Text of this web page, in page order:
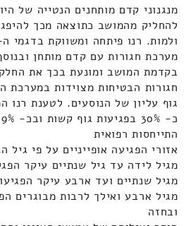
מנגנוני קדם מותחנים הנטייה של
להחליק מהמושב כתוצאה מכך
מערכת חגורות עם קדם מותחן
בקדמת המושב ומונעת בכך את
חגורות הבטיחות מצוידות במערכת
גוף עליון של הנוסעים. לטענת רנו
כ- 30% בפגיעות גוף קשות ובכ- 39% מקרי מוות.
התייחסות רפואית
אזורי הפגיעה אופייניים על פי גיל
מגיל לידה עד גיל שנתיים עיקר
מגיל שנתיים ועד ארבע עיקר
מגיל ארבע ואילך לרבות מבוגרים
ובחזה